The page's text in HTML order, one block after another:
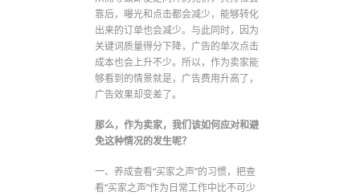
靠后，曝光和点击都会减少，能够转化
出来的订单也会减少。与此同时，因为
关键词质量得分下降，广告的单次点击
成本也会上升不少。所以，作为卖家能
够看到的情景就是，广告费用升高了，
广告效果却变差了。
那么，作为卖家，我们该如何应对和避
免这种情况的发生呢？
一、养成查看“买家之声”的习惯，把查
看“买家之声”作为日常工作中比不可少